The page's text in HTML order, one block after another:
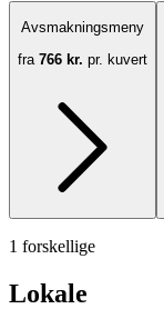
Avsmakningsmeny
fra 766 kr. pr. kuvert
1 forskellige
Lokale